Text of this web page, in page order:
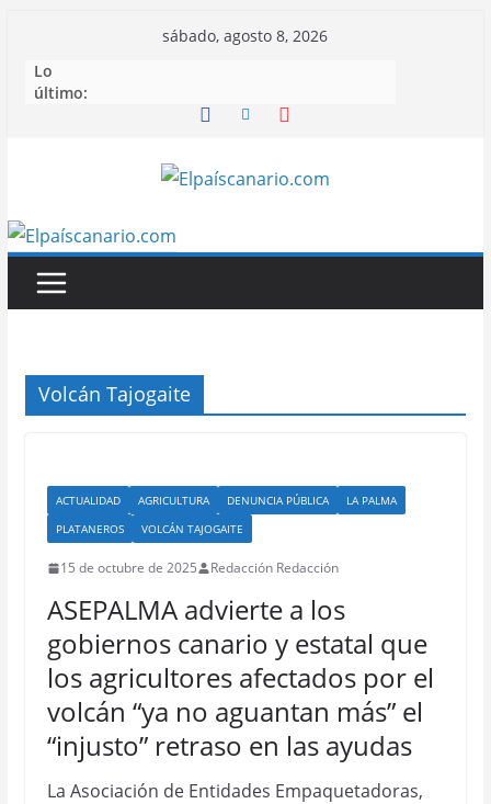
contenido
sábado, agosto 8, 2026
Lo
último:
Volcán Tajogaite
ACTUALIDAD AGRICULTURA DENUNCIA PÚBLICA
LA PALMA
PLATANEROS
VOLCÁN TAJOGAITE
15 de octubre de 2025 Redacción Redacción
ASEPALMA advierte a los
gobiernos canario y estatal que
los agricultores afectados por el
volcán “ya no aguantan más” el
“injusto” retraso en las ayudas
La Asociación de Entidades Empaquetadoras,